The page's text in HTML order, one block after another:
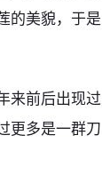
的美貌，于是
来前后出现过
更多是一群刀